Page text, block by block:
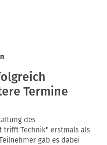
Termine
des
trifft Technik" erstmals als
gab es dabei